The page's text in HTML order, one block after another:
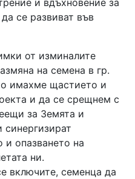
и вдъхновение за
се развиват във
от изминалите
на семена в гр.
имахме щастието и
и да се срещнем с
за Земята и
и опазването на
ни.
включите, семенца да